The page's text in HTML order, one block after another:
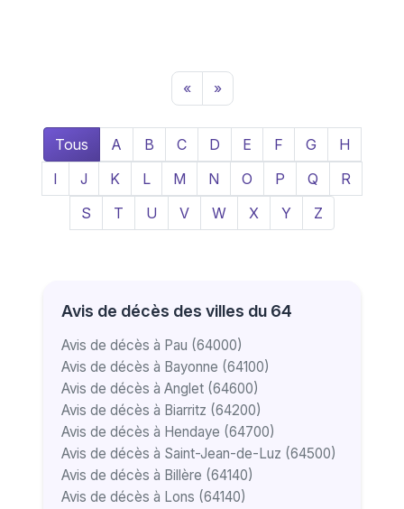
« »
Tous A B C D E F G
H
I
J K L M N O P Q
R
S
T U V W X Y Z
Avis de décès des villes du 64
Avis de décès à Pau (64000)
Avis de décès à Bayonne (64100)
Avis de décès à Anglet (64600)
Avis de décès à Biarritz (64200)
Avis de décès à Hendaye (64700)
Avis de décès à Saint-Jean-de-Luz (64500)
Avis de décès à Billère (64140)
Avis de décès à Lons (64140)